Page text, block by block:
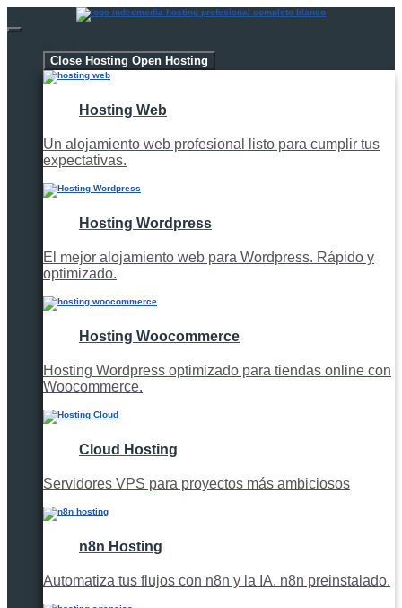
Close Hosting Open Hosting
Hosting Web
Un alojamiento web profesional listo para cumplir tus
expectativas.
Hosting Wordpress
El mejor alojamiento web para Wordpress. Rápido y
optimizado.
Hosting Woocommerce
Hosting Wordpress optimizado para tiendas online con
Woocommerce.
Cloud Hosting
Servidores VPS para proyectos más ambiciosos
n8n Hosting
Automatiza tus flujos con n8n y la IA. n8n preinstalado.